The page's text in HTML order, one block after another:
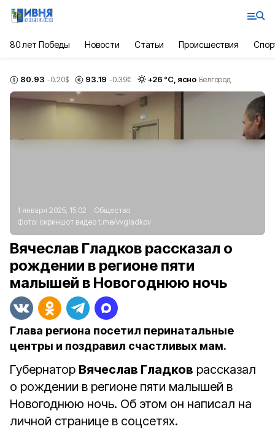
80 лет Победы Новости Статьи Происшествия
80.93 -0.20$ 93.19 -0.39€ +26 °С, ясно Белгород
1 января 2025, 15:02
Общество
Фото: скриншот видео t.me/vvgladkov
Вячеслав Гладков рассказал о
рождении в регионе пяти
малышей в Новогоднюю ночь
Глава региона посетил перинатальные
центры и поздравил счастливых мам.
Губернатор Вячеслав Гладков рассказал
о рождении в регионе пяти малышей в
Новогоднюю ночь. Об этом он написал на
личной странице в соцсетях.